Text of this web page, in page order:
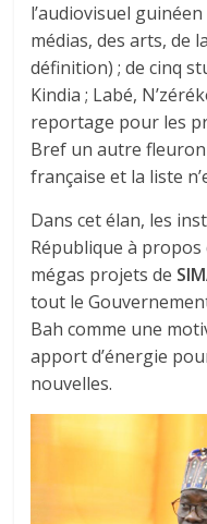
l’audiovisuel
médias, des arts, de
définition) ; de cinq
Kindia ; Labé,
reportage pour les
Bref un autre
française et la liste
Dans cet élan, les
République à propos
mégas projets de
tout le
Bah comme une
apport d’énergie
nouvelles.